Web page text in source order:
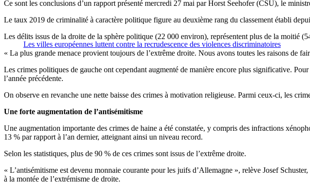
Ce sont les conclusions d’un rapport présenté mercredi 27 mai par Horst Seehofer (CSU), le
Le taux 2019 de criminalité à caractère politique figure au deuxième rang du classement établi
Les villes européennes luttent contre la recrudescence des violences discriminatoires
Les délits issus de la droite de la sphère politique (22 000 environ), représentent plus de la moitié
« La plus grande menace provient toujours de l’extrême droite. Nous avons toutes les raisons de
Les crimes politiques de gauche ont cependant augmenté de manière encore plus significative.
l’année précédente.
On observe en revanche une nette baisse des crimes à motivation religieuse. Parmi ceux-ci, les
Une forte augmentation de l’antisémitisme
Une augmentation importante des crimes de haine a été constatée, y compris des infractions
13 % par rapport à l’an dernier, atteignant ainsi un niveau record.
Selon les statistiques, plus de 90 % de ces crimes sont issus de l’extrême droite.
« L’antisémitisme est devenu monnaie courante pour les juifs d’Allemagne », relève Josef
à la montée de l’extrémisme de droite.